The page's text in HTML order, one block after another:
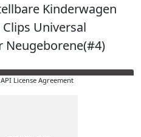
Kinderwagen
Universal
License Agreement